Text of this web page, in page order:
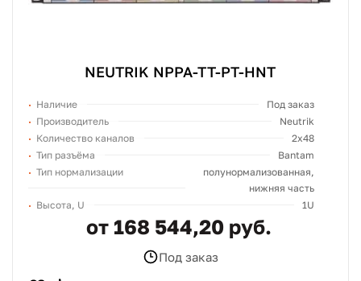
NEUTRIK NPPA-TT-PT-HNT
Наличие
Под заказ
Производитель
Neutrik
Количество каналов
2x48
Тип разъёма
Bantam
Тип нормализации
полунормализованная,
нижняя часть
Высота, U
1U
от 168 544,20 руб.
Под заказ